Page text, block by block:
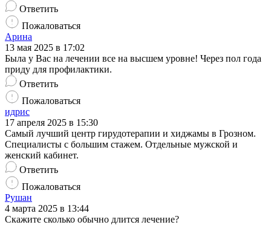
Ответить
Пожаловаться
Арина
13 мая 2025 в 17:02
Была у Вас на лечении все на высшем уровне! Через пол года
приду для профилактики.
Ответить
Пожаловаться
идрис
17 апреля 2025 в 15:30
Самый лучший центр гирудотерапии и хиджамы в Грозном.
Специалисты с большим стажем. Отдельные мужской и
женский кабинет.
Ответить
Пожаловаться
Рушан
4 марта 2025 в 13:44
Скажите сколько обычно длится лечение?